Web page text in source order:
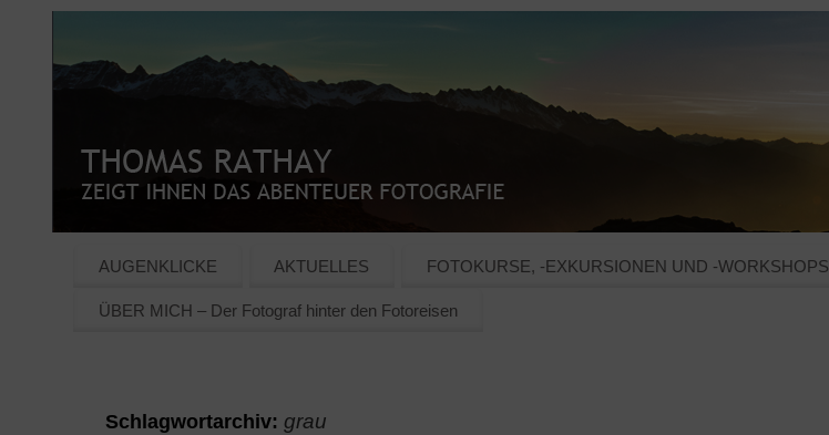
AUGENKLICKE AKTUELLES FOTOKURSE, -EXKURSIONEN UND -WORKSHOPS
ÜBER MICH – Der Fotograf hinter den Fotoreisen
Schlagwortarchiv: grau